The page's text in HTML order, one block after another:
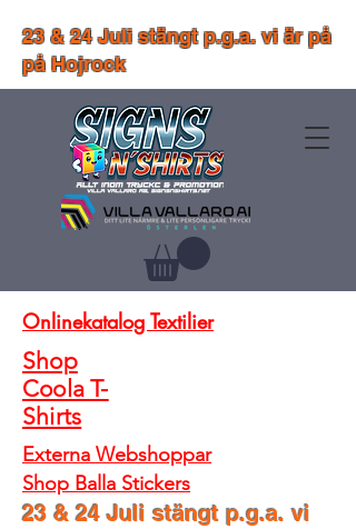
Shop
Coola T-
Shirts
Onlinekatalog Textilier
Externa Webshoppar
Shop Balla Stickers
23 & 24 Juli stängt p.g.a. vi
23 & 24 Juli stängt p.g.a. vi är på
på Hojrock